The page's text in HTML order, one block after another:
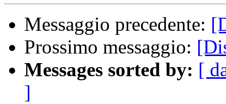
Messaggio precedente:
Prossimo messaggio:
Messages sorted by: [
]